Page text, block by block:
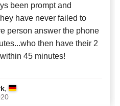
been prompt and
have never failed to
person answer the phone
then have their 2
45 minutes!
,